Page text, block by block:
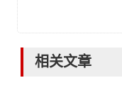
相关文章